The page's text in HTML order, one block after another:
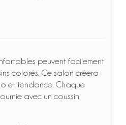
peuvent facilement
colorés. Ce salon créera
et tendance. Chaque
avec un coussin